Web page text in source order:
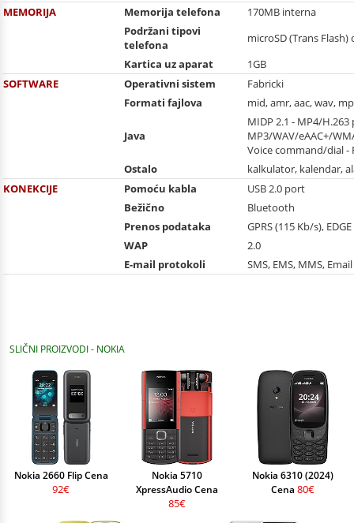
MEMORIJA
Memorija telefona
170MB interna
Podržani tipovi
telefona
microSD (Trans Flash)
Kartica uz aparat
1GB
SOFTWARE
Operativni sistem
Fabricki
Formati fajlova
mid, amr, aac, wav,
Java
MIDP 2.1 - MP4/H.263
MP3/WAV/eAAC+/
Voice command/dial -
Ostalo
kalkulator, kalendar,
KONEKCIJE
Pomoću kabla
USB 2.0 port
Bežično
Bluetooth
Prenos podataka
GPRS (115 Kb/s),
WAP
2.0
E-mail protokoli
SMS, EMS, MMS, Email
SLIČNI PROIZVODI - NOKIA
Nokia 2660 Flip Cena
92€
Nokia 5710
XpressAudio Cena
85€
Nokia 6310 (2024)
Cena 80€